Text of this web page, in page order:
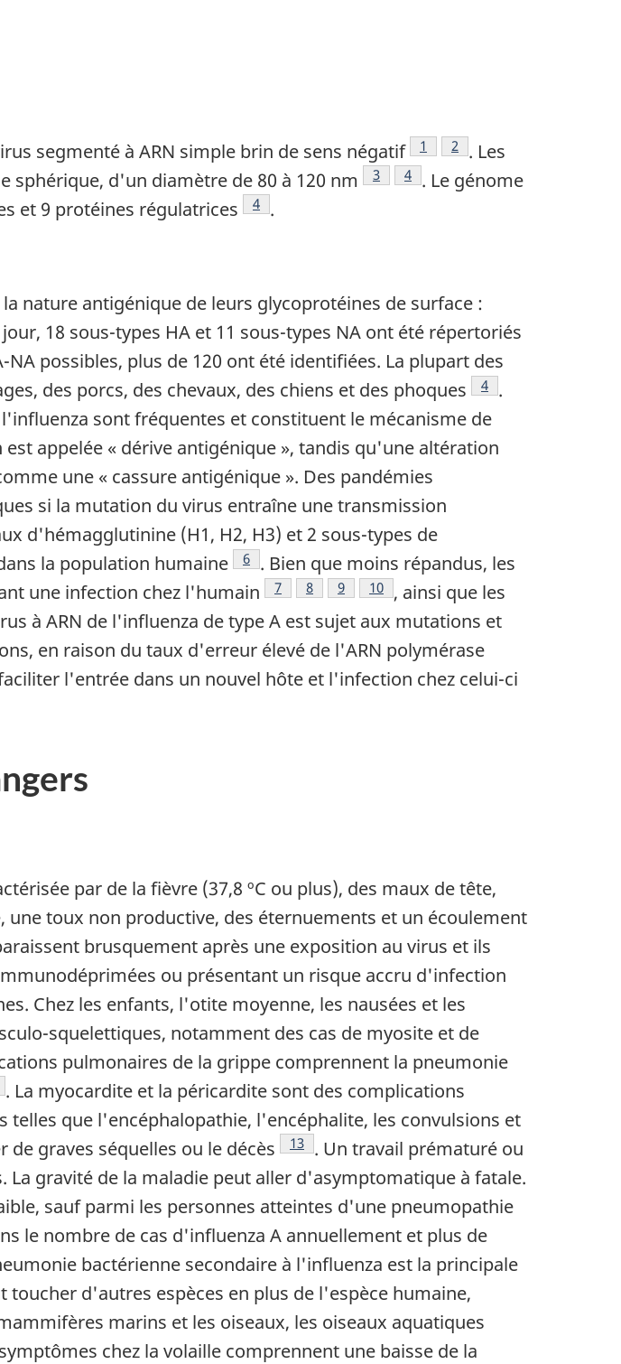
segmenté à ARN simple brin de sens négatif Note de bas de page
1 Note de bas de page
2 . Les
sphérique, d'un diamètre de 80 à 120 nm
Note de bas de page
3 Note de bas de page
4 . Le génome
et 9 protéines régulatrices
Note de bas de page
4 .
nature antigénique de leurs glycoprotéines de surface :
de page
jour, 18 sous-types HA et 11 sous-types NA ont été répertoriés
NA possibles, plus de 120 ont été identifiées. La plupart des
des porcs, des chevaux, des chiens et des phoques
Note de bas de page
4 .
sont fréquentes et constituent le mécanisme de
appelée « dérive antigénique », tandis qu'une altération
une « cassure antigénique ». Des pandémies
si la mutation du virus entraîne une transmission
d'hémagglutinine (H1, H2, H3) et 2 sous-types de
la population humaine
Note de bas de page
6 . Bien que moins répandus, les
une infection chez l'humain
Note de bas de page
7 Note de bas de page
8 Note de bas de page
9 Note de bas de page
10 , ainsi que les
à ARN de l'influenza de type A est sujet aux mutations et
en raison du taux d'erreur élevé de l'ARN polymérase
l'entrée dans un nouvel hôte et l'infection chez celui-ci
par de la fièvre (37,8 ºC ou plus), des maux de tête,
toux non productive, des éternuements et un écoulement
brusquement après une exposition au virus et ils
ou présentant un risque accru d'infection
Chez les enfants, l'otite moyenne, les nausées et les
squelettiques, notamment des cas de myosite et de
pulmonaires de la grippe comprennent la pneumonie
de bas de page
. La myocardite et la péricardite sont des complications
que l'encéphalopathie, l'encéphalite, les convulsions et
graves séquelles ou le décès
Note de bas de page
13 . Un travail prématuré ou
gravité de la maladie peut aller d'asymptomatique à fatale.
sauf parmi les personnes atteintes d'une pneumopathie
le nombre de cas d'influenza A annuellement et plus de
page
bactérienne secondaire à l'influenza est la principale
toucher d'autres espèces en plus de l'espèce humaine,
marins et les oiseaux, les oiseaux aquatiques
de page
chez la volaille comprennent une baisse de la